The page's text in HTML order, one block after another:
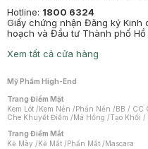
Hotline: 1800 6324
Giấy chứng nhận Đăng ký Kinh
hoạch và Đầu tư Thành phố Hồ
Xem tất cả cửa hàng
Mỹ Phẩm High-End
Trang Điểm Mặt
Kem Lót /Kem Nền /Phấn Nền /BB / CC
Che Khuyết Điểm /Má Hồng /Tạo Khối
Trang Điểm Mắt
Kẻ Mày /Kẻ Mắt /Phấn Mắt /Mascara